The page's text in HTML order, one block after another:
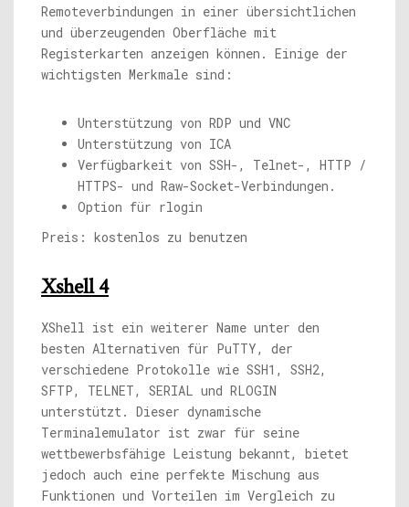
Remoteverbindungen in einer übersichtlichen
und überzeugenden Oberfläche mit
Registerkarten anzeigen können. Einige der
wichtigsten Merkmale sind:
Unterstützung von RDP und VNC
Unterstützung von ICA
Verfügbarkeit von SSH-, Telnet-, HTTP /
HTTPS- und Raw-Socket-Verbindungen.
Option für rlogin
Preis: kostenlos zu benutzen
Xshell 4
XShell ist ein weiterer Name unter den
besten Alternativen für PuTTY, der
verschiedene Protokolle wie SSH1, SSH2,
SFTP, TELNET, SERIAL und RLOGIN
unterstützt. Dieser dynamische
Terminalemulator ist zwar für seine
wettbewerbsfähige Leistung bekannt, bietet
jedoch auch eine perfekte Mischung aus
Funktionen und Vorteilen im Vergleich zu